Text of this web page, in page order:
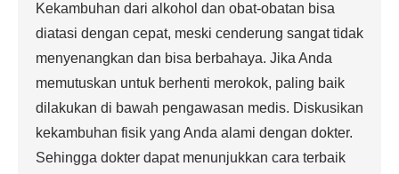
Kekambuhan dari alkohol dan obat-obatan bisa
diatasi dengan cepat, meski cenderung sangat tidak
menyenangkan dan bisa berbahaya. Jika Anda
memutuskan untuk berhenti merokok, paling baik
dilakukan di bawah pengawasan medis. Diskusikan
kekambuhan fisik yang Anda alami dengan dokter.
Sehingga dokter dapat menunjukkan cara terbaik